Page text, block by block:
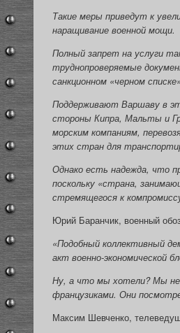
Такие меры приведут к
наращивание военной мощи.
Полный запрет на услуги
труднопроверяемые
санкционном «черном
Поддерживают Варшаву в
стороны Кипра, Мальты и
морским компаниям,
этих стран для
Однако есть надежда, что
поскольку «страна,
стремящегося к
Юрий Баранчик, военный
«Подобный коллективный
акт военно-экономической
Ну, а что мы хотели? Мы не
французиками. Они
Максим Шевченко,